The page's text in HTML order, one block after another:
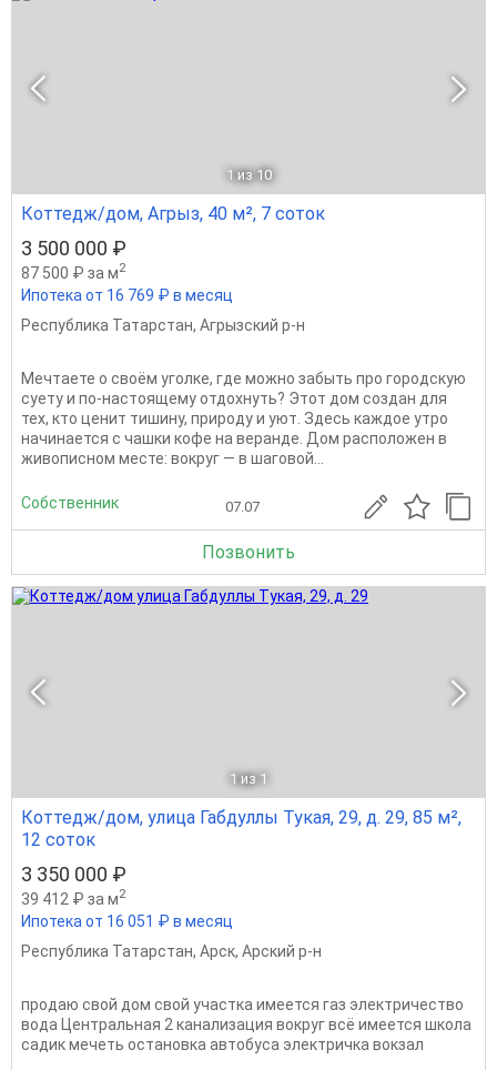
1 из 10
Коттедж/дом, Агрыз, 40 м², 7 соток
3 500 000 ₽
87 500 ₽ за м2
Ипотека от 16 769 ₽ в месяц
Республика Татарстан, Агрызский р-н
Мечтаете о своём уголке, где можно забыть про городскую
суету и по-настоящему отдохнуть? Этот дом создан для
тех, кто ценит тишину, природу и уют. Здесь каждое утро
начинается с чашки кофе на веранде. Дом расположен в
живописном месте: вокруг — в шаговой...
Собственник 07.07
Позвонить
1 из 1
Коттедж/дом, улица Габдуллы Тукая, 29, д. 29, 85 м²,
12 соток
3 350 000 ₽
39 412 ₽ за м2
Ипотека от 16 051 ₽ в месяц
Республика Татарстан, Арск, Арский р-н
продаю свой дом свой участка имеется газ электричество
вода Центральная 2 канализация вокруг всё имеется школа
садик мечеть остановка автобуса электричка вокзал